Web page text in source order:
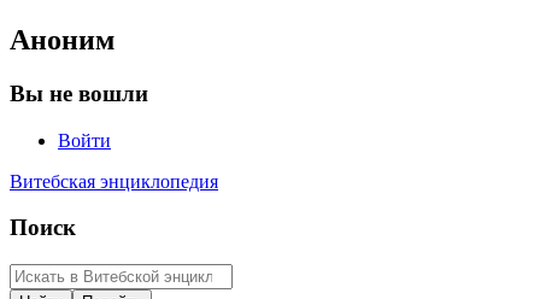
Аноним
Вы не вошли
Войти
Витебская энциклопедия
Поиск